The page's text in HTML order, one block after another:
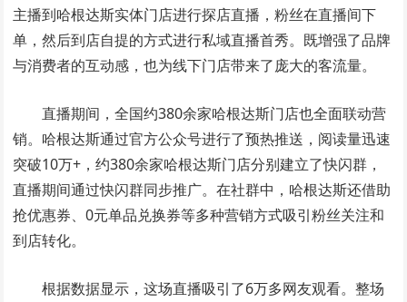
主播到哈根达斯实体门店进行探店直播，粉丝在直播间下
单，然后到店自提的方式进行私域直播首秀。既增强了品牌
与消费者的互动感，也为线下门店带来了庞大的客流量。
直播期间，全国约380余家哈根达斯门店也全面联动营
销。哈根达斯通过官方公众号进行了预热推送，阅读量迅速
突破10万+，约380余家哈根达斯门店分别建立了快闪群，
直播期间通过快闪群同步推广。在社群中，哈根达斯还借助
抢优惠券、0元单品兑换券等多种营销方式吸引粉丝关注和
到店转化。
根据数据显示，这场直播吸引了6万多网友观看。整场